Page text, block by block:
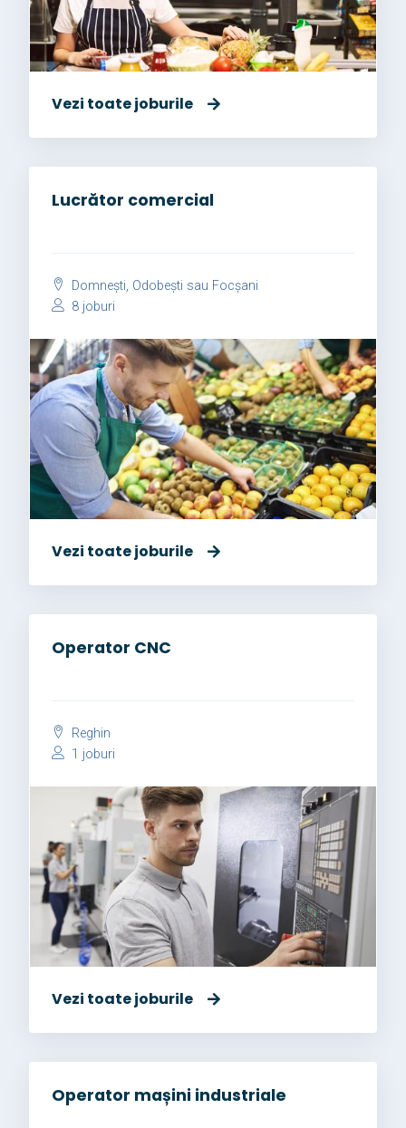
Vezi toate joburile
Lucrător comercial
Domnești, Odobești sau Focșani
8 joburi
Vezi toate joburile
Operator CNC
Reghin
1 joburi
Vezi toate joburile
Operator mașini industriale